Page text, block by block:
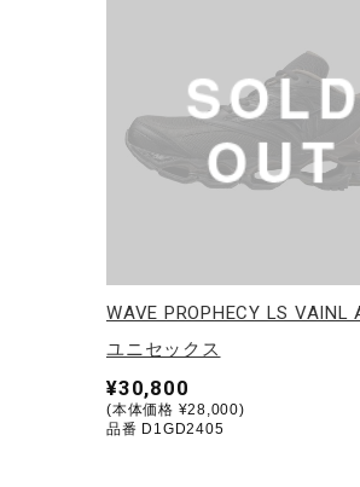
ジュニア／キッズ
メディカル
コラボ／ライセンス
WAVE PROPHECY LS VAINL
ユニセックス
¥30,800
(本体価格 ¥28,000)
品番 D1GD2405